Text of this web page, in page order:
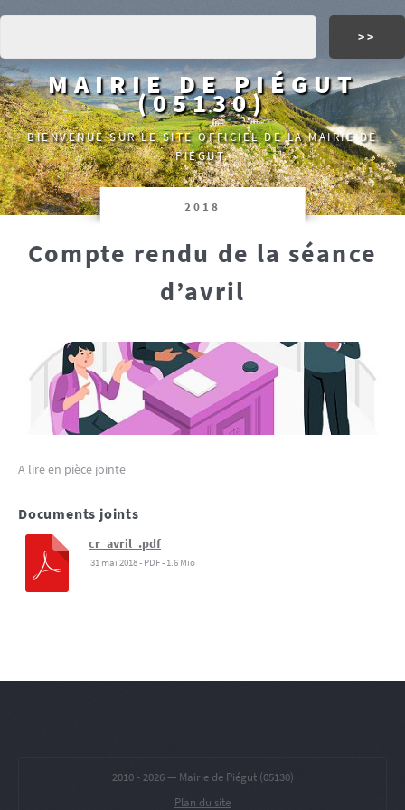
MAIRIE DE PIÉGUT
(05130)
BIENVENUE SUR LE SITE OFFICIEL DE LA MAIRIE DE
PIÉGUT.
2018
Compte rendu de la séance
d’avril
A lire en pièce jointe
Documents joints
cr_avril_.pdf
31 mai 2018- PDF- 1.6 Mio
2010 - 2026 — Mairie de Piégut (05130)
Plan du site